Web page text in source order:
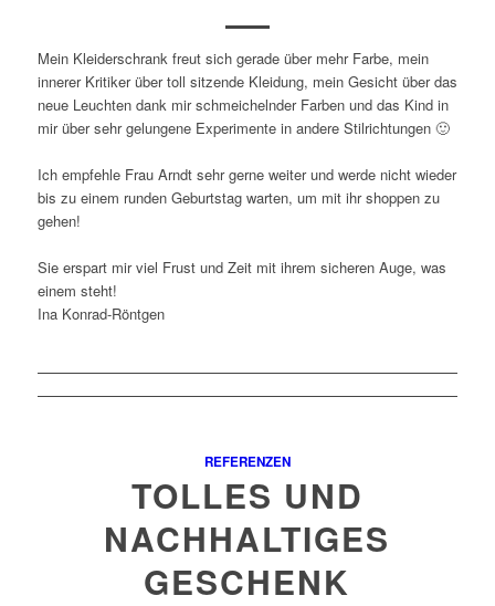
Mein Kleiderschrank freut sich gerade über mehr Farbe, mein
innerer Kritiker über toll sitzende Kleidung, mein Gesicht über das
neue Leuchten dank mir schmeichelnder Farben und das Kind in
mir über sehr gelungene Experimente in andere Stilrichtungen 🙂
Ich empfehle Frau Arndt sehr gerne weiter und werde nicht wieder
bis zu einem runden Geburtstag warten, um mit ihr shoppen zu
gehen!
Sie erspart mir viel Frust und Zeit mit ihrem sicheren Auge, was
einem steht!
Ina Konrad-Röntgen
REFERENZEN
TOLLES UND
NACHHALTIGES
GESCHENK